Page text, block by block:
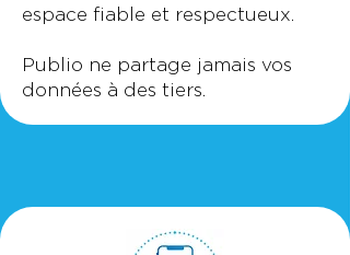
espace fiable et respectueux.
Publio ne partage jamais vos
données à des tiers.